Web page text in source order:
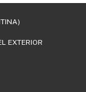
EXTERIOR